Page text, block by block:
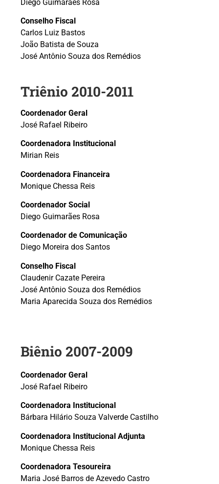
Diego Guimarães Rosa
Conselho Fiscal
Carlos Luiz Bastos
João Batista de Souza
José Antônio Souza dos Remédios
Triênio 2010-2011
Coordenador Geral
José Rafael Ribeiro
Coordenadora Institucional
Mirian Reis
Coordenadora Financeira
Monique Chessa Reis
Coordenador Social
Diego Guimarães Rosa
Coordenador de Comunicação
Diego Moreira dos Santos
Conselho Fiscal
Claudenir Cazate Pereira
José Antônio Souza dos Remédios
Maria Aparecida Souza dos Remédios
Biênio 2007-2009
Coordenador Geral
José Rafael Ribeiro
Coordenadora Institucional
Bárbara Hilário Souza Valverde Castilho
Coordenadora Institucional Adjunta
Monique Chessa Reis
Coordenadora Tesoureira
Maria José Barros de Azevedo Castro